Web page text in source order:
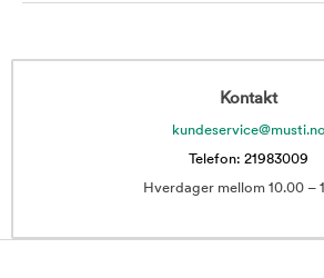
Kontakt
kundeservice@musti.no
Telefon: 21983009
Hverdager mellom 10.00 –